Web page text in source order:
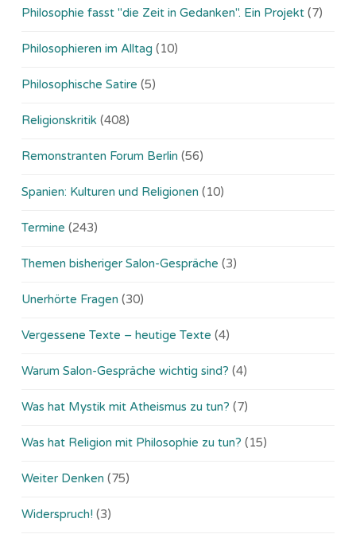
Philosophie fasst "die Zeit in Gedanken". Ein Projekt (7)
Philosophieren im Alltag (10)
Philosophische Satire (5)
Religionskritik (408)
Remonstranten Forum Berlin (56)
Spanien: Kulturen und Religionen (10)
Termine (243)
Themen bisheriger Salon-Gespräche (3)
Unerhörte Fragen (30)
Vergessene Texte – heutige Texte (4)
Warum Salon-Gespräche wichtig sind? (4)
Was hat Mystik mit Atheismus zu tun? (7)
Was hat Religion mit Philosophie zu tun? (15)
Weiter Denken (75)
Widerspruch! (3)